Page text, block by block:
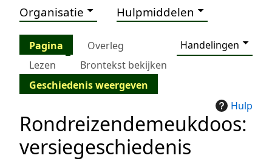
Organisatie Hulpmiddelen
Pagina Overleg
Handelingen
Lezen
Brontekst bekijken
Geschiedenis weergeven
Hulp
Rondreizendemeukdoos:
versiegeschiedenis